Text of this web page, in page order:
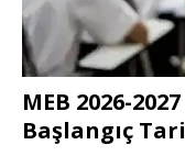
MEB 2026-
Başlangıç